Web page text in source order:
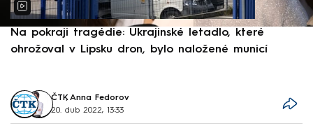
Na pokraji tragédie: Ukrajinské letadlo, které
ohrožoval v Lipsku dron, bylo naložené municí
ČTK, Anna Fedorov
20. dub 2022, 13:33